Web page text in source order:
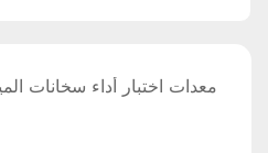
معدات اختبار أداء سخانات